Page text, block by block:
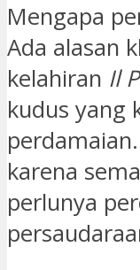
Mengapa
Ada alasan
kelahiran Il
kudus yang
karena
perlunya